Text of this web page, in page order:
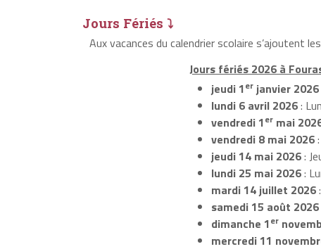
Jours Fériés ⤵
Aux vacances du calendrier scolaire s’ajoutent
Jours fériés 2026 à
jeudi 1erjanvier 2026
lundi 6 avril 2026:
vendredi 1ermai
vendredi 8 mai 2026:
jeudi 14 mai 2026:
lundi 25 mai 2026:
mardi 14 juillet 2026
samedi 15 août 2026
dimanche 1er
mercredi 11